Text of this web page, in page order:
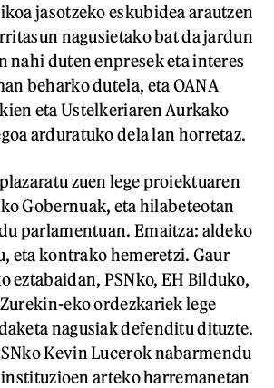
jasotzeko eskubidea arautzen
nagusietako bat da jardun
nahi duten enpresek eta interes
beharko dutela, eta OANA
eta Ustelkeriaren Aurkako
arduratuko dela lan horretaz.
zuen lege proiektuaren
Gobernuak, eta hilabeteotan
parlamentuan. Emaitza: aldeko
eta kontrako hemeretzi. Gaur
eztabaidan, PSNko, EH Bilduko,
eko ordezkariek lege
nagusiak defenditu dituzte.
Kevin Lucerok nabarmendu
arteko harremanetan